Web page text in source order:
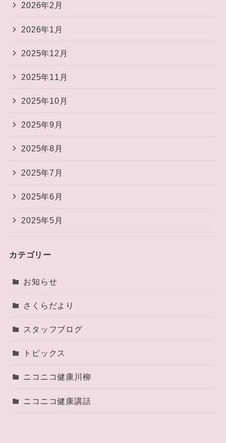
2026年2月
2026年1月
2025年12月
2025年11月
2025年10月
2025年9月
2025年8月
2025年7月
2025年6月
2025年5月
カテゴリー
お知らせ
さくらだより
スタッフブログ
トピックス
ニコニコ健康川柳
ニコニコ健康講話